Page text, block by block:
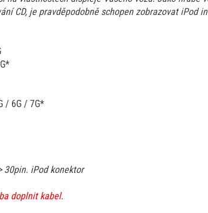
CD, je pravděpodobně schopen zobrazovat iPod
/ 6G / 7G*
30pin. iPod konektor
doplnit kabel.